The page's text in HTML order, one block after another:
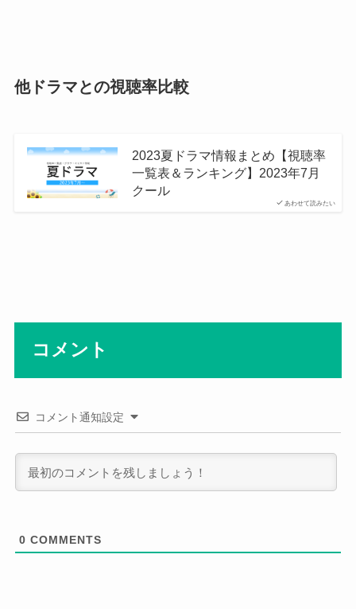
他ドラマとの視聴率比較
あわせて読みたい
2023夏ドラマ情報まとめ【視聴率
一覧表＆ランキング】2023年7月
クール
コメント
コメント通知設定
0 COMMENTS